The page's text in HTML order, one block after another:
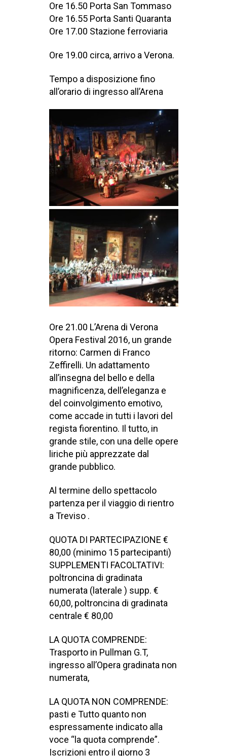
Ore 16.50 Porta San Tommaso
Ore 16.55 Porta Santi Quaranta
Ore 17.00 Stazione ferroviaria
Ore 19.00 circa, arrivo a Verona.
Tempo a disposizione fino
all’orario di ingresso all’Arena
Ore 21.00 L’Arena di Verona
Opera Festival 2016, un grande
ritorno: Carmen di Franco
Zeffirelli. Un adattamento
all’insegna del bello e della
magnificenza, dell’eleganza e
del coinvolgimento emotivo,
come accade in tutti i lavori del
regista fiorentino. Il tutto, in
grande stile, con una delle opere
liriche più apprezzate dal
grande pubblico.
Al termine dello spettacolo
partenza per il viaggio di rientro
a Treviso .
QUOTA DI PARTECIPAZIONE €
80,00 (minimo 15 partecipanti)
SUPPLEMENTI FACOLTATIVI:
poltroncina di gradinata
numerata (laterale ) supp. €
60,00, poltroncina di gradinata
centrale € 80,00
LA QUOTA COMPRENDE:
Trasporto in Pullman G.T,
ingresso all’Opera gradinata non
numerata,
LA QUOTA NON COMPRENDE:
pasti e Tutto quanto non
espressamente indicato alla
voce “la quota comprende”.
Iscrizioni entro il giorno 3